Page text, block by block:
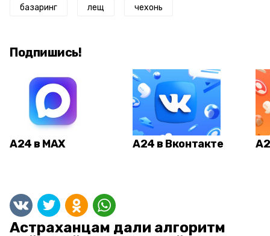
базаринг лещ чехонь
Подпишись!
А24 в MAX А24 в Вконтакте
Астраханцам дали алгоритм